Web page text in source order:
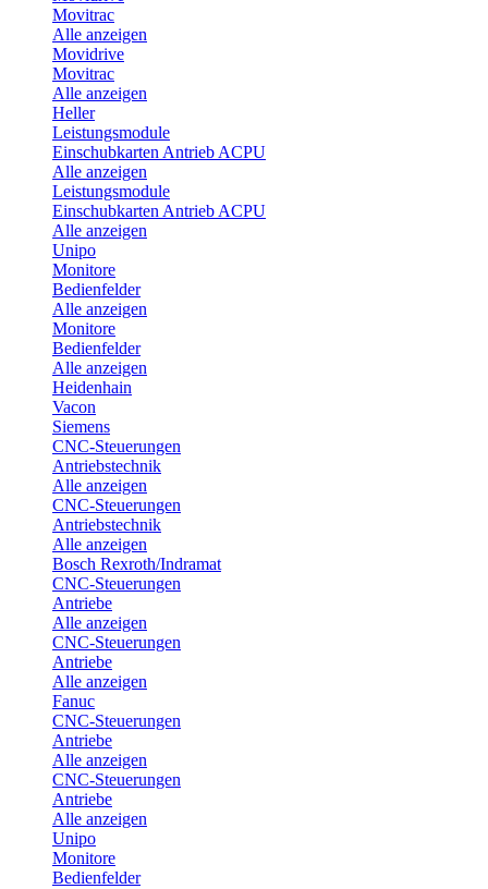
Movitrac
Alle anzeigen
Movidrive
Movitrac
Alle anzeigen
Heller
Leistungsmodule
Einschubkarten Antrieb ACPU
Alle anzeigen
Leistungsmodule
Einschubkarten Antrieb ACPU
Alle anzeigen
Unipo
Monitore
Bedienfelder
Alle anzeigen
Monitore
Bedienfelder
Alle anzeigen
Heidenhain
Vacon
Siemens
CNC-Steuerungen
Antriebstechnik
Alle anzeigen
CNC-Steuerungen
Antriebstechnik
Alle anzeigen
Bosch Rexroth/Indramat
CNC-Steuerungen
Antriebe
Alle anzeigen
CNC-Steuerungen
Antriebe
Alle anzeigen
Fanuc
CNC-Steuerungen
Antriebe
Alle anzeigen
CNC-Steuerungen
Antriebe
Alle anzeigen
Unipo
Monitore
Bedienfelder